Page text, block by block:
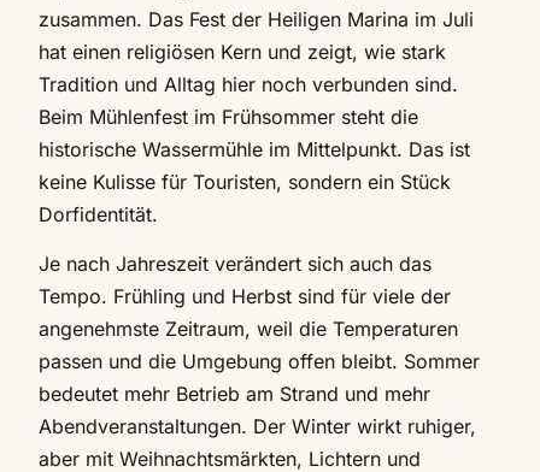
zusammen. Das Fest der Heiligen Marina im Juli
hat einen religiösen Kern und zeigt, wie stark
Tradition und Alltag hier noch verbunden sind.
Beim Mühlenfest im Frühsommer steht die
historische Wassermühle im Mittelpunkt. Das ist
keine Kulisse für Touristen, sondern ein Stück
Dorfidentität.
Je nach Jahreszeit verändert sich auch das
Tempo. Frühling und Herbst sind für viele der
angenehmste Zeitraum, weil die Temperaturen
passen und die Umgebung offen bleibt. Sommer
bedeutet mehr Betrieb am Strand und mehr
Abendveranstaltungen. Der Winter wirkt ruhiger,
aber mit Weihnachtsmärkten, Lichtern und